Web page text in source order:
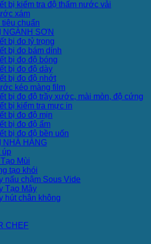
bị kiểm tra độ thấm nước vải
xám
tiêu chuẩn
NGÀNH SƠN
bị đo tỷ trọng
bị đo bám dính
bị đo độ bóng
bị đo độ dày
bị đo độ nhớt
kéo màng film
bị đo độ trầy xước, mài mòn, độ cứng
bị kiểm tra mực in
bị đo độ mịn
bị đo độ ẩm
bị đo độ bền uốn
NHÀ HÀNG
úp
Mùi
tạo khói
nấu chậm Sous Vide
Tạo Mây
hút chân không
CHEF